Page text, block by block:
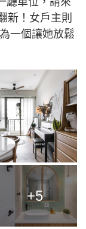
新！女戶主則
一個讓她放鬆
+5